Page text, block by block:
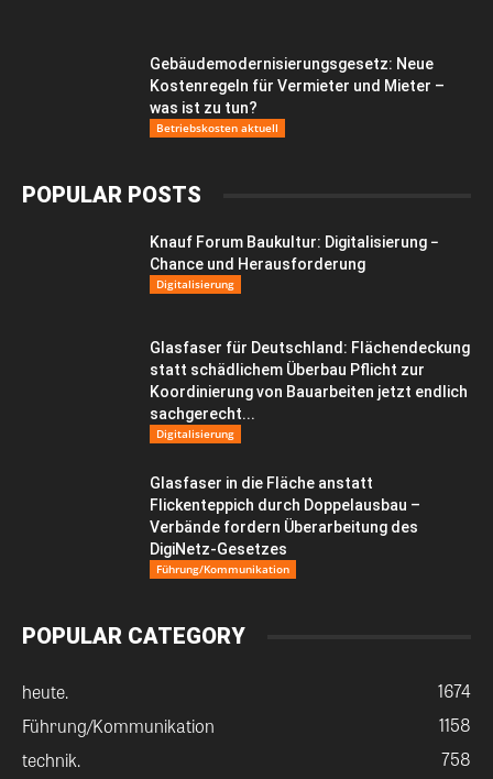
Gebäudemodernisierungsgesetz: Neue
Kostenregeln für Vermieter und Mieter –
was ist zu tun?
Betriebskosten aktuell
POPULAR POSTS
Knauf Forum Baukultur: Digitalisierung −
Chance und Herausforderung
Digitalisierung
Glasfaser für Deutschland: Flächendeckung
statt schädlichem Überbau Pflicht zur
Koordinierung von Bauarbeiten jetzt endlich
sachgerecht...
Digitalisierung
Glasfaser in die Fläche anstatt
Flickenteppich durch Doppelausbau –
Verbände fordern Überarbeitung des
DigiNetz-Gesetzes
Führung/Kommunikation
POPULAR CATEGORY
heute.
1674
Führung/Kommunikation
1158
technik.
758